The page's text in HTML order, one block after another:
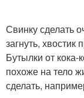
Свинку сделать
загнуть, хвостик
Бутылки от
похоже на тело
сделать,